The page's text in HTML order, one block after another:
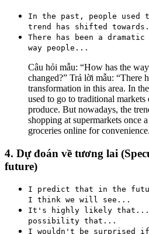
In the past, people used
trend has shifted
There has been a
way people...
Câu hỏi mẫu: “How has the
changed?” Trả lời mẫu: “There
transformation in this area. In
used to go to traditional
produce. But nowadays, the
shopping at supermarkets once
groceries online for
4. Dự đoán về tương lai
future)
I predict that in the
I think we will see...
It's highly likely that...
possibility that...
I wouldn't be surprised